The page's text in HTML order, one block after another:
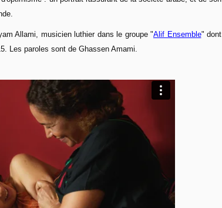
Allami, musicien luthier dans le groupe "Alif Ensemble" dont
Les paroles sont de Ghassen Amami.